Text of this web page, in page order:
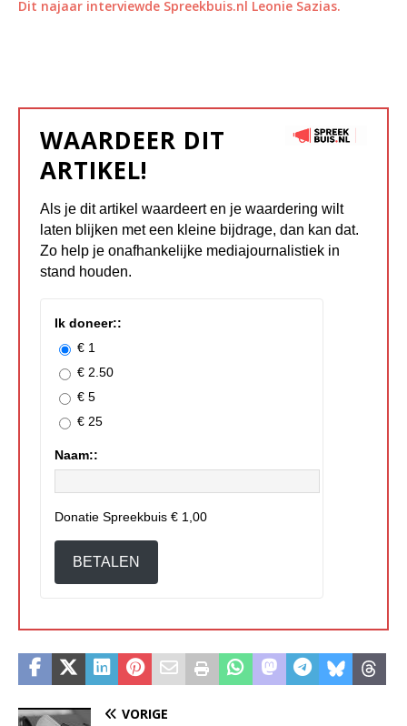
Dit najaar interviewde Spreekbuis.nl Leonie Sazias.
WAARDEER DIT
ARTIKEL!
Als je dit artikel waardeert en je waardering wilt
laten blijken met een kleine bijdrage, dan kan dat.
Zo help je onafhankelijke mediajournalistiek in
stand houden.
Ik doneer::
€ 1
€ 2.50
€ 5
€ 25
Naam::
Donatie Spreekbuis € 1,00
BETALEN
VORIGE